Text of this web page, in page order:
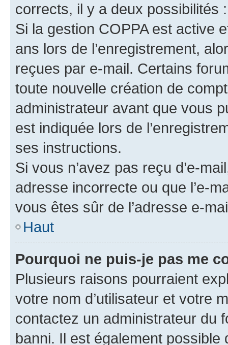
corrects, il y a deux possibilités :
Si la gestion COPPA est active
ans lors de l’enregistrement,
reçues par e-mail. Certains
toute nouvelle création de
administrateur avant que vous
est indiquée lors de
ses instructions.
Si vous n’avez pas reçu d’e-
adresse incorrecte ou que l’e-
vous êtes sûr de l’adresse e-
Haut
Pourquoi ne puis-je pas me
Plusieurs raisons pourraient
votre nom d’utilisateur et votre
contactez un administrateur du
banni. Il est également